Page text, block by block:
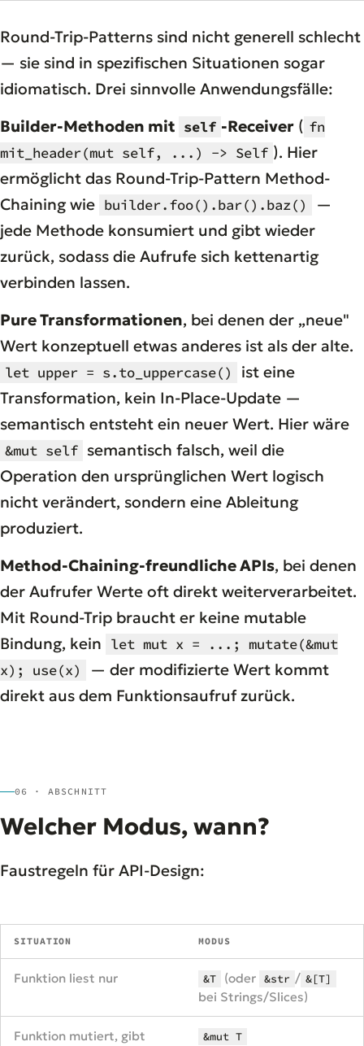
Round-Trip-Patterns sind nicht generell schlecht
— sie sind in spezifischen Situationen sogar
idiomatisch. Drei sinnvolle Anwendungsfälle:
Builder-Methoden mit self -Receiver ( fn
mit_header(mut self, ...) -> Self ). Hier
ermöglicht das Round-Trip-Pattern Method-
Chaining wie builder.foo().bar().baz()
—
jede Methode konsumiert und gibt wieder
zurück, sodass die Aufrufe sich kettenartig
verbinden lassen.
Pure Transformationen, bei denen der „neue"
Wert konzeptuell etwas anderes ist als der alte.
let upper = s.to_uppercase()
ist eine
Transformation, kein In-Place-Update —
semantisch entsteht ein neuer Wert. Hier wäre
&mut self semantisch falsch, weil die
Operation den ursprünglichen Wert logisch
nicht verändert, sondern eine Ableitung
produziert.
Method-Chaining-freundliche APIs, bei denen
der Aufrufer Werte oft direkt weiterverarbeitet.
Mit Round-Trip braucht er keine mutable
Bindung, kein let mut x = ...; mutate(&mut
x); use(x)
— der modifizierte Wert kommt
direkt aus dem Funktionsaufruf zurück.
06 · ABSCHNITT
Welcher Modus, wann?
Faustregeln für API-Design:
SITUATION MODUS
Funktion liest nur &T (oder &str / &[T]
bei Strings/Slices)
Funktion mutiert, gibt
&mut T